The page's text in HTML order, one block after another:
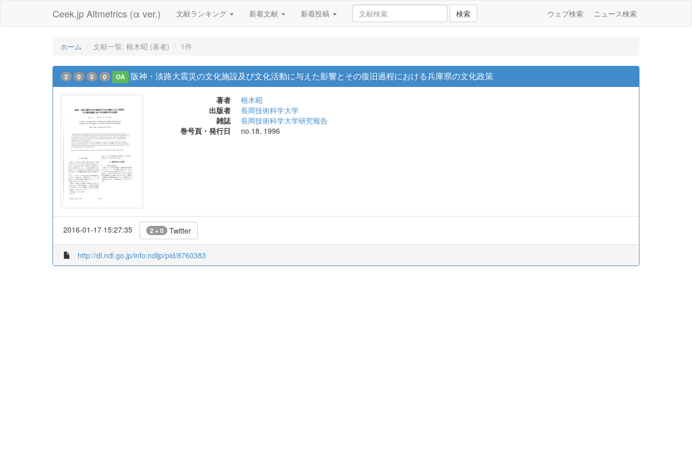
Ceek.jp Altmetrics (α ver.) 文献ランキング 新着文献 新着投稿 検索 ウェブ検索 ニュース検索
ホーム 文献一覧: 根木昭 (著者) 1件
2 0 0 0 OA 阪神・淡路大震災の文化施設及び文化活動に与えた影響とその復旧過程における兵庫県の文化政策
著者
根木昭
出版者
長岡技術科学大学
雑誌
長岡技術科学大学研究報告
巻号頁・発行日
no.18, 1996
2016-01-17 15:27:35 2 + 0 Twitter
http://dl.ndl.go.jp/info:ndljp/pid/8760383